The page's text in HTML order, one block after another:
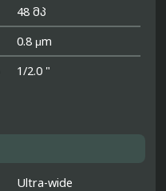
48 მპ
0.8 μm
1/2.0 "
Ultra-wide